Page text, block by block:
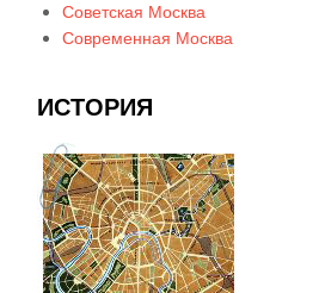
Советская Москва
Современная Москва
ИСТОРИЯ